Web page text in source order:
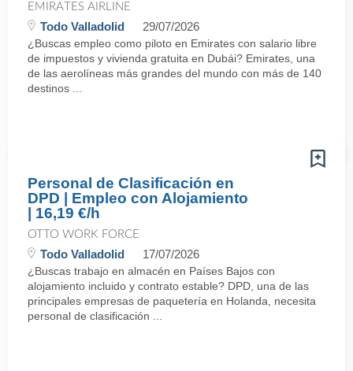
EMIRATES AIRLINE
Todo Valladolid 29/07/2026
¿Buscas empleo como piloto en Emirates con salario libre
de impuestos y vivienda gratuita en Dubái? Emirates, una
de las aerolíneas más grandes del mundo con más de 140
destinos ...
Personal de Clasificación en
DPD | Empleo con Alojamiento
| 16,19 €/h
OTTO WORK FORCE
Todo Valladolid 17/07/2026
¿Buscas trabajo en almacén en Países Bajos con
alojamiento incluido y contrato estable? DPD, una de las
principales empresas de paquetería en Holanda, necesita
personal de clasificación ...